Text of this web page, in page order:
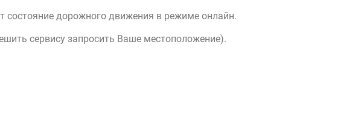
состояние дорожного движения в режиме онлайн.
сервису запросить Ваше местоположение).